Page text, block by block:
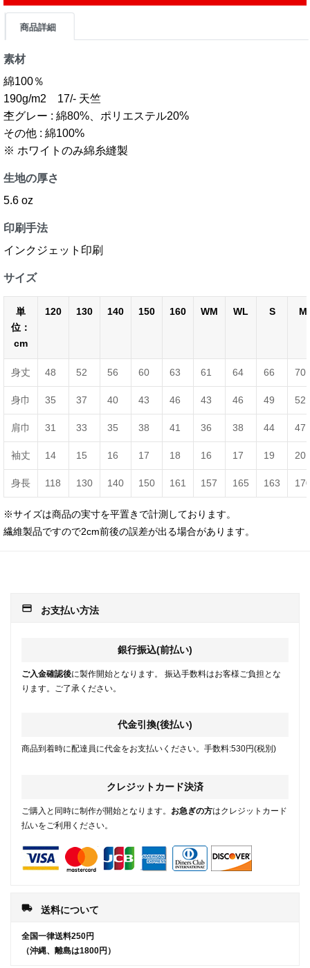
商品詳細
素材
綿100％
190g/m2 17/- 天竺
杢グレー : 綿80%、ポリエステル20%
その他 : 綿100%
※ ホワイトのみ綿糸縫製
生地の厚さ
5.6 oz
印刷手法
インクジェット印刷
サイズ
単
位：
cm
120 130 140 150 160 WM WL S M
身丈 48 52 56 60 63 61 64 66 70
身巾 35 37 40 43 46 43 46 49 52
肩巾 31 33 35 38 41 36 38 44 47
袖丈 14 15 16 17 18 16 17 19 20
身長 118 130 140 150 161 157 165 163
※サイズは商品の実寸を平置きで計測しております。
繊維製品ですので2cm前後の誤差が出る場合があります。
payment お支払い方法
銀行振込(前払い)
ご入金確認後に製作開始となります。 振込手数料はお客様ご負担とな
ります。ご了承ください。
代金引換(後払い)
商品到着時に配達員に代金をお支払いください。手数料:530円(税別)
クレジットカード決済
ご購入と同時に制作が開始となります。 お急ぎの方はクレジットカード
払いをご利用ください。
local_shipping 送料について
全国一律送料250円
（沖縄、離島は1800円）